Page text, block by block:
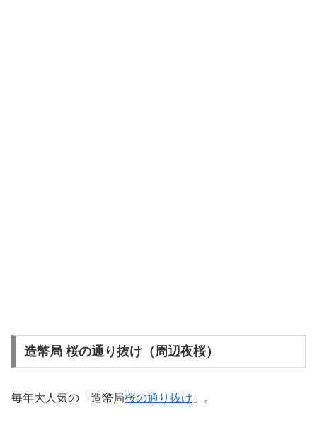
造幣局 桜の通り抜け（周辺夜桜）
毎年大人気の「造幣局桜の通り抜け 」。